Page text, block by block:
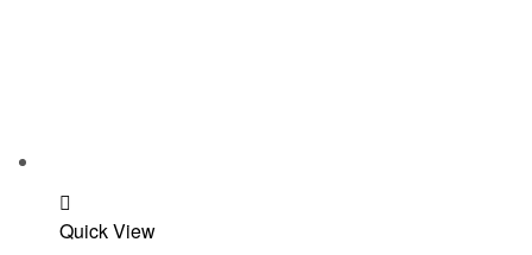
to
Quick View